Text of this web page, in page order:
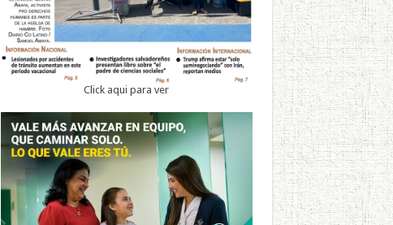
Click aqui para ver